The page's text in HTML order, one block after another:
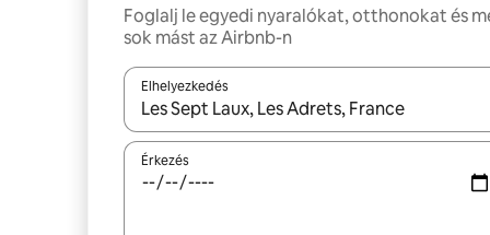
Foglalj le egyedi nyaralókat, otthonokat és
sok mást az Airbnb-n
Elhelyezkedés
Az eredmények között a felfelé és a lefelé
Érkezés